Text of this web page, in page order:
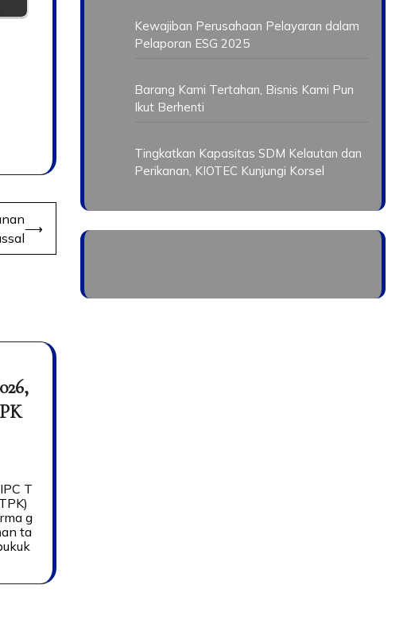
⟶
T
g
ta
Kewajiban Perusahaan Pelayaran dalam
Pelaporan ESG 2025
Barang Kami Tertahan, Bisnis Kami Pun
Ikut Berhenti
Tingkatkan Kapasitas SDM Kelautan dan
Perikanan, KIOTEC Kunjungi Korsel